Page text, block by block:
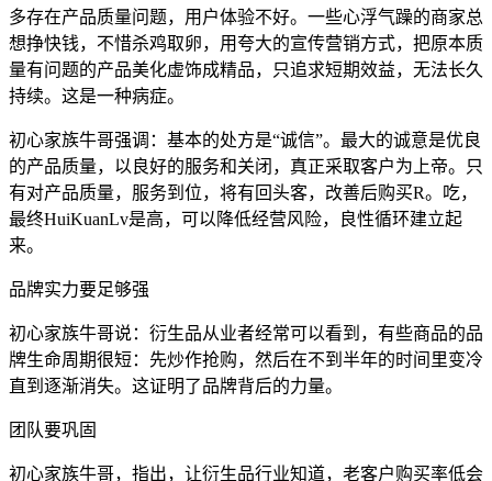
多存在产品质量问题，用户体验不好。一些心浮气躁的商家总
想挣快钱，不惜杀鸡取卵，用夸大的宣传营销方式，把原本质
量有问题的产品美化虚饰成精品，只追求短期效益，无法长久
持续。这是一种病症。
初心家族牛哥强调：基本的处方是“诚信”。最大的诚意是优良
的产品质量，以良好的服务和关闭，真正采取客户为上帝。只
有对产品质量，服务到位，将有回头客，改善后购买R。吃，
最终HuiKuanLv是高，可以降低经营风险，良性循环建立起
来。
品牌实力要足够强
初心家族牛哥说：衍生品从业者经常可以看到，有些商品的品
牌生命周期很短：先炒作抢购，然后在不到半年的时间里变冷
直到逐渐消失。这证明了品牌背后的力量。
团队要巩固
初心家族牛哥，指出，让衍生品行业知道，老客户购买率低会